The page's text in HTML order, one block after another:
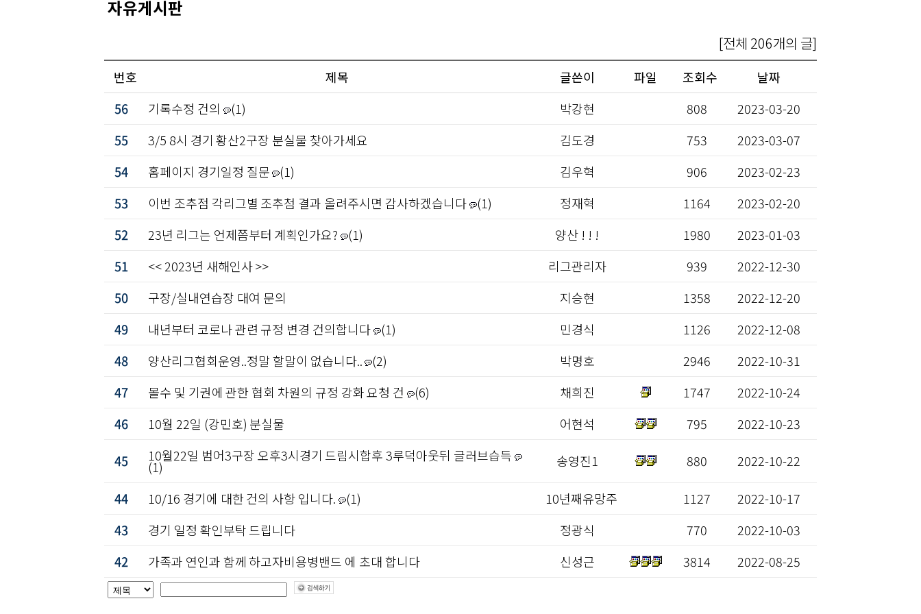
자유게시판
[전체 206개의 글]
번호 제목 글쓴이 파일 조회수 날짜
56 기록수정 건의 (1) 박강현 808 2023-03-20
55 3/5 8시 경기 황산2구장 분실물 찾아가세요 김도경 753 2023-03-07
54 홈페이지 경기일정 질문 (1) 김우혁 906 2023-02-23
53 이번 조추점 각리그별 조추첨 결과 올려주시면 감사하겠습니다 (1) 정재혁 1164 2023-02-20
52 23년 리그는 언제쯤부터 계획인가요? (1) 양산 ! ! ! 1980 2023-01-03
51 << 2023년 새해인사 >> 리그관리자 939 2022-12-30
50 구장/실내연습장 대여 문의 지승현 1358 2022-12-20
49 내년부터 코로나 관련 규정 변경 건의합니다 (1) 민경식 1126 2022-12-08
48 양산리그협회운영..정말 할말이 없습니다.. (2) 박명호 2946 2022-10-31
47 몰수 및 기권에 관한 협회 차원의 규정 강화 요청 건 (6) 채희진 1747 2022-10-24
46 10월 22일 (강민호) 분실물 어현석 795 2022-10-23
45 10월22일 범어3구장 오후3시경기 드림시합후 3루덕아웃뒤 글러브습득
(1) 송영진1 880 2022-10-22
44 10/16 경기에 대한 건의 사항 입니다. (1) 10년째유망주 1127 2022-10-17
43 경기 일정 확인부탁 드립니다 정광식 770 2022-10-03
42 가족과 연인과 함께 하고자비용병밴드 에 초대 합니다 신성근 3814 2022-08-25